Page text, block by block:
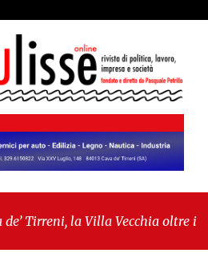
la Villa Vecchia oltre i